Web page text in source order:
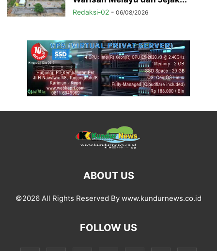
Redaksi-02 - 06/08/2026
ABOUT US
©2026 All Rights Reserved By www.kundurnews.co.id
FOLLOW US